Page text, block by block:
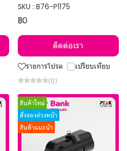
SKU : B76-P1175
฿0
ติดต่อเรา
รายการโปรด เปรียบเทียบ
(0)
สินค้าใหม่
สั่งจองล่วงหน้า
สินค้าแนะนำ